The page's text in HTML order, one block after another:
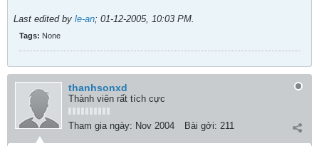
Last edited by le-an; 01-12-2005, 10:03 PM.
Tags: None
thanhsonxd
Thành viên rất tích cực
Tham gia ngày: Nov 2004 Bài gởi: 211